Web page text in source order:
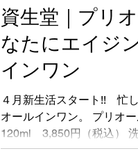
資生堂｜プリ
なたにエイジ
インワン
４月新生活スタート!! 忙
オールインワン。 プリオ
120ml 3,850円（税込）
っくらハリ感を与えるオ